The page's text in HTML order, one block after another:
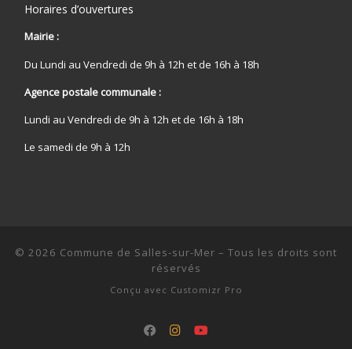
Horaires d’ouvertures
Mairie :
Du Lundi au Vendredi de 9h à 12h et de 16h à 18h
Agence postale communale :
Lundi au Vendredi de 9h à 12h et de 16h à 18h
Le samedi de 9h à 12h
© 2026 Commune de Salles-sur-Mer – Tous les droits sont
réservés
Conçu avec Customizr Pro